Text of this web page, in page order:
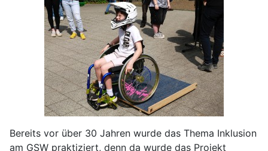
Bereits vor über 30 Jahren wurde das Thema Inklusion
am GSW praktiziert, denn da wurde das Projekt